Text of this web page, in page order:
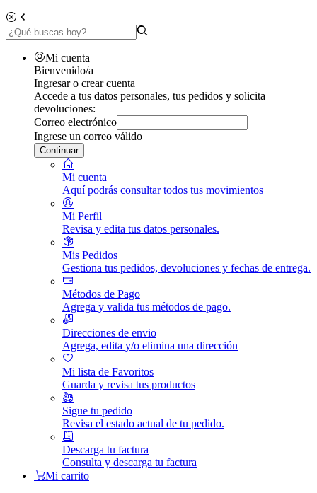
Mi cuenta
Bienvenido/a
Ingresar o crear cuenta
Accede a tus datos personales, tus pedidos y solicita
devoluciones:
Correo electrónico
Ingrese un correo válido
Continuar
Mi cuenta
Aquí podrás consultar todos tus movimientos
Mi Perfil
Revisa y edita tus datos personales.
Mis Pedidos
Gestiona tus pedidos, devoluciones y fechas de entrega.
Métodos de Pago
Agrega y valida tus métodos de pago.
Direcciones de envio
Agrega, edita y/o elimina una dirección
Mi lista de Favoritos
Guarda y revisa tus productos
Sigue tu pedido
Revisa el estado actual de tu pedido.
Descarga tu factura
Consulta y descarga tu factura
Mi carrito